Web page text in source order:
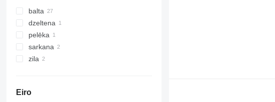
balta
dzeltena
pelēka
sarkana
zila
Eiro